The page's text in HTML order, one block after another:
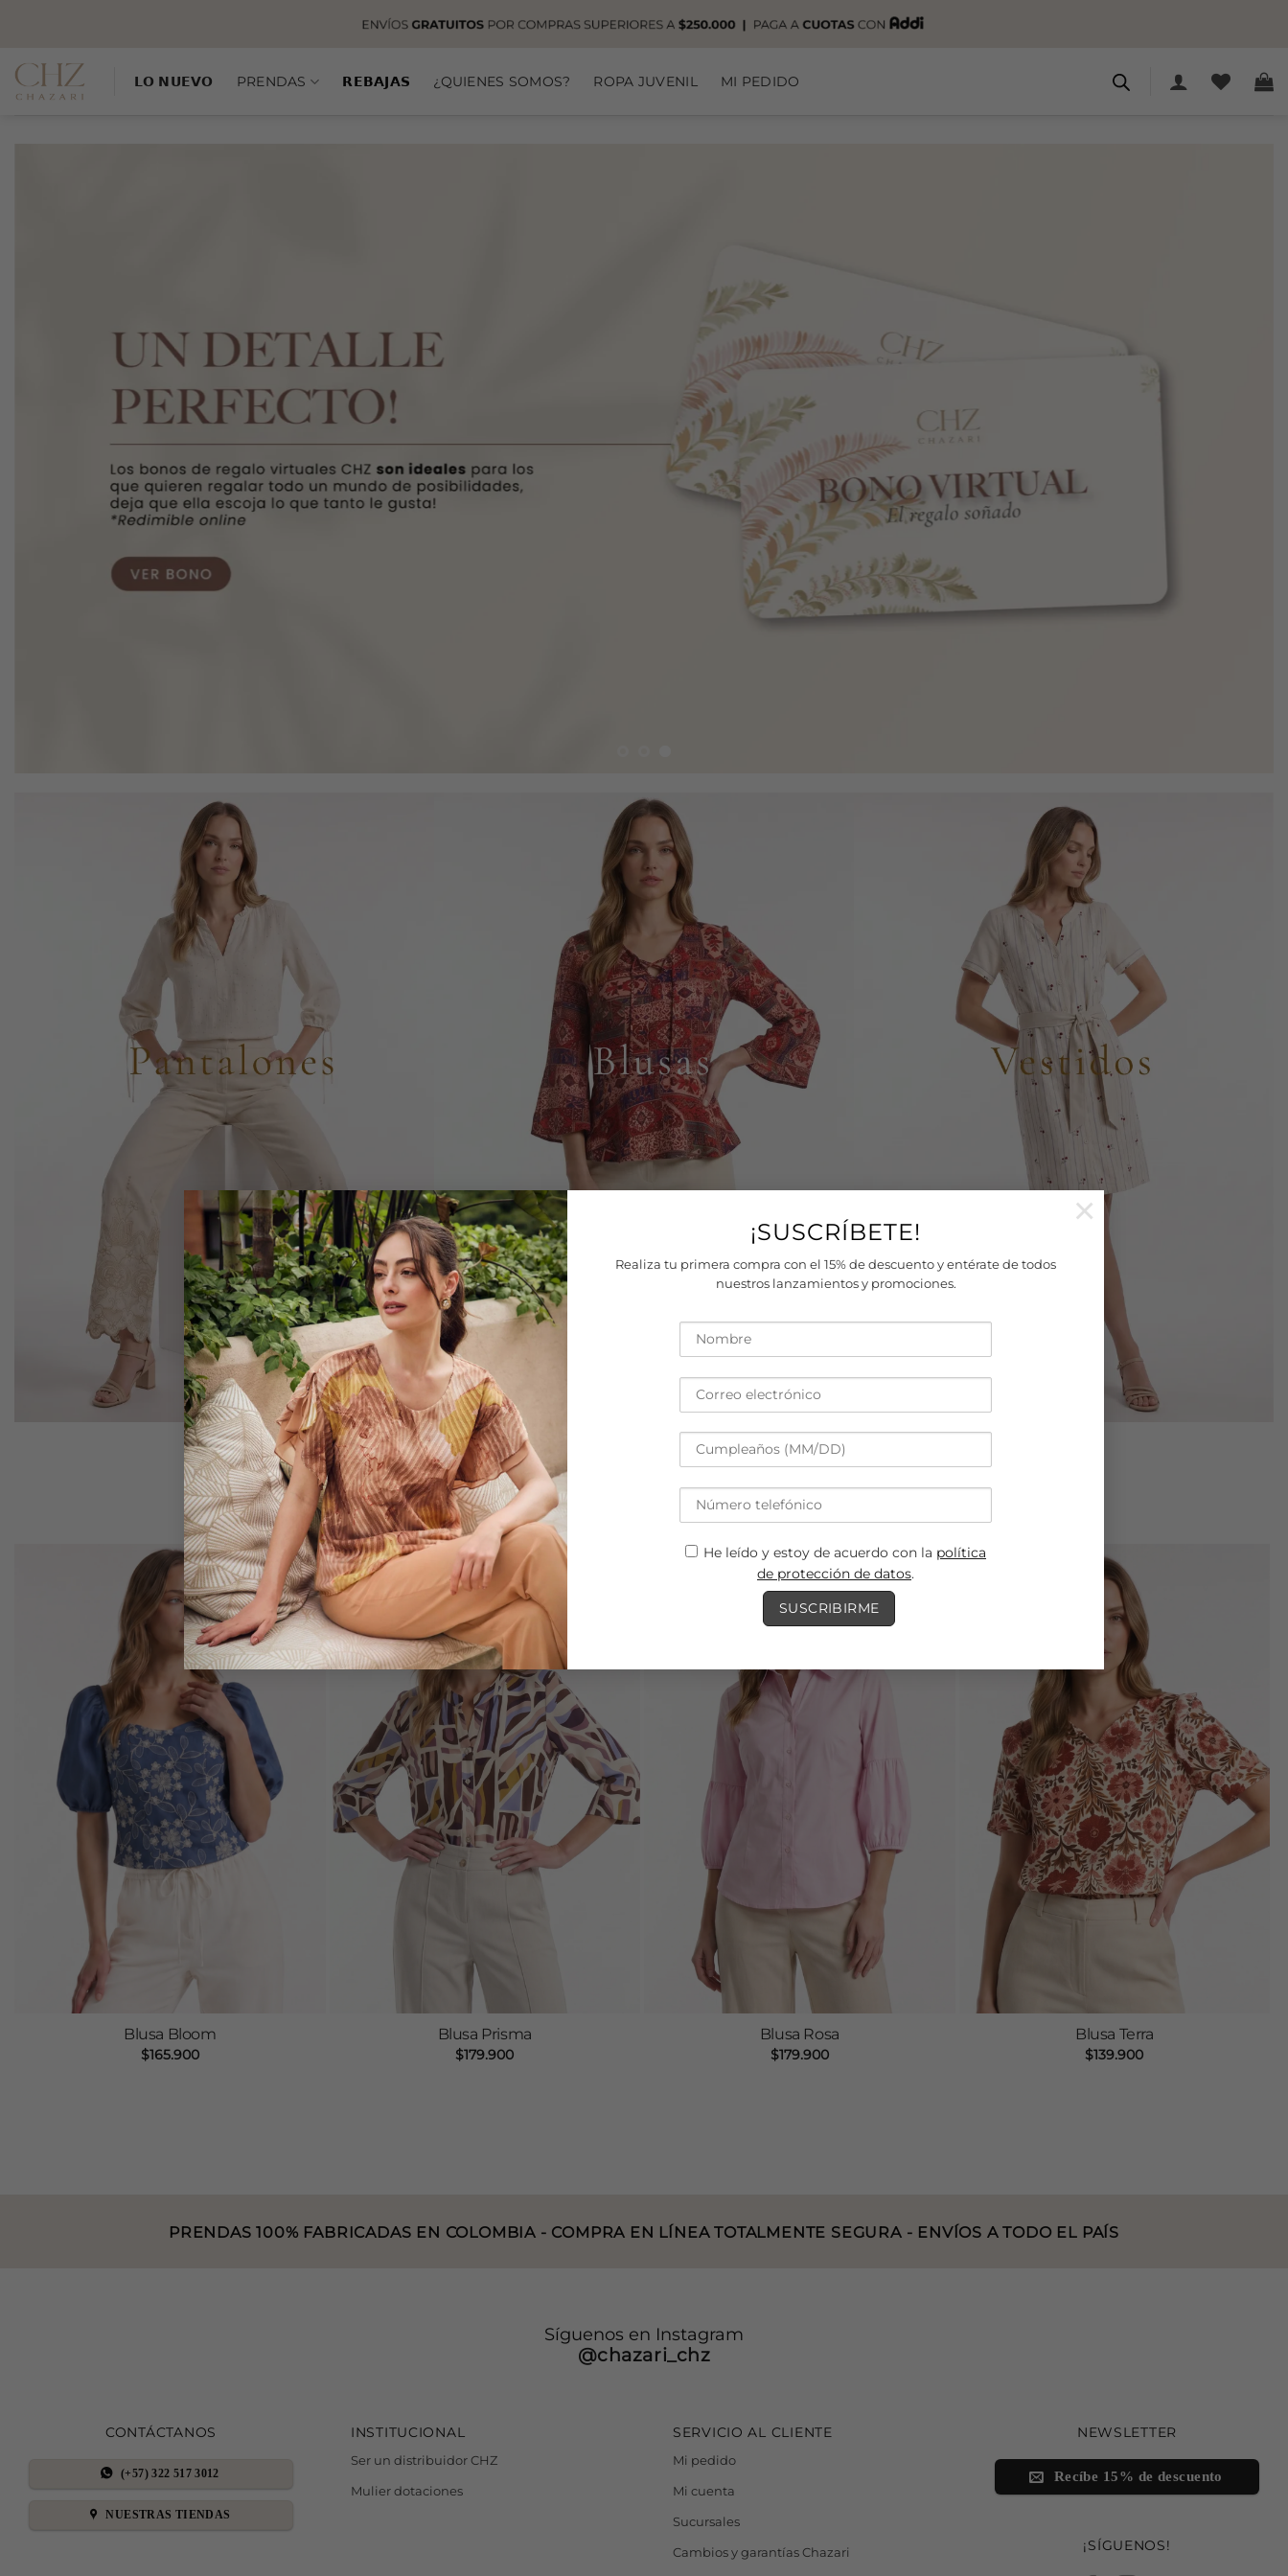
¡SUSCRÍBETE!
Realiza tu primera compra con el 15% de descuento y entérate de todos
nuestros lanzamientos y promociones.
He leído y estoy de acuerdo con la política
de protección de datos.
×
𝗟𝗢 𝗡𝗨𝗘𝗩𝗢 PRENDAS 𝗥𝗘𝗕𝗔𝗝𝗔𝗦 ¿QUIENES SOMOS? ROPA JUVENIL MI PEDIDO
DESCUBRE LA NUEVA COLECCIÓN
Blusa Bloom
$165.900
Añadir
a mi
lista de
deseos
Blusa Prisma
$179.900
Blusa Rosa
$179.900
Blusa Terra
$139.900
PRENDAS 100% FABRICADAS EN COLOMBIA - COMPRA EN LÍNEA TOTALMENTE SEGURA - ENVÍOS A TODO EL PAÍS
Síguenos en Instagram
@chazari_chz
CONTÁCTANOS
(+57) 322 517 3012
NUESTRAS TIENDAS
INSTITUCIONAL
Ser un distribuidor CHZ
Mulier dotaciones
SERVICIO AL CLIENTE
Mi pedido
Mi cuenta
Sucursales
Cambios y garantías Chazari
NEWSLETTER
Recíbe 15% de descuento
¡SÍGUENOS!